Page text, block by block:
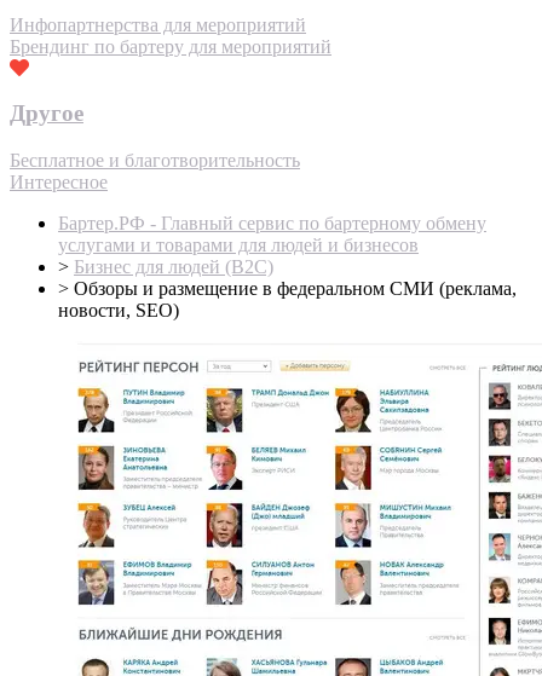
Инфопартнерства для мероприятий
Брендинг по бартеру для мероприятий
Другое
Бесплатное и благотворительность
Интересное
Бартер.РФ - Главный сервис по бартерному обмену
услугами и товарами для людей и бизнесов
> Бизнес для людей (B2C)
> Обзоры и размещение в федеральном СМИ (реклама,
новости, SEO)